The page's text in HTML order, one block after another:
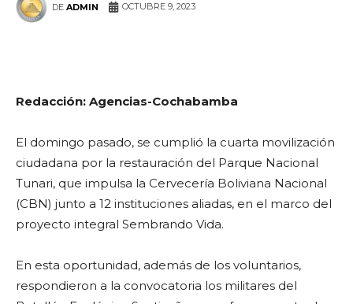
DE ADMIN OCTUBRE 9, 2023
Redacción: Agencias-Cochabamba
El domingo pasado, se cumplió la cuarta movilización
ciudadana por la restauración del Parque Nacional
Tunari, que impulsa la Cervecería Boliviana Nacional
(CBN) junto a 12 instituciones aliadas, en el marco del
proyecto integral Sembrando Vida.
En esta oportunidad, además de los voluntarios,
respondieron a la convocatoria los militares del